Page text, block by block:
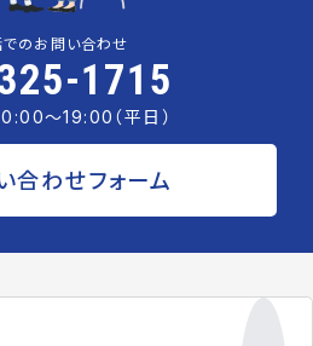
のお問い合わせ
1715
〜19:00（平日）
合わせフォーム